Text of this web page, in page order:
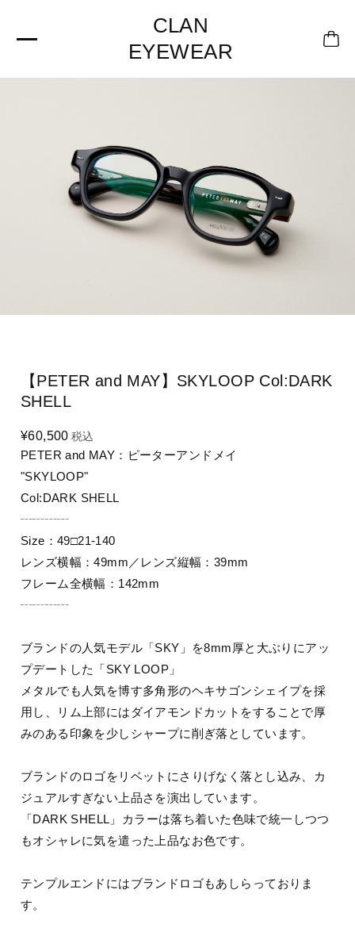
CLAN
EYEWEAR
【PETER and MAY】SKYLOOP Col:DARK
SHELL
¥60,500 税込
PETER and MAY：ピーターアンドメイ
"SKYLOOP"
Col:DARK SHELL
┄┄┄┄
Size：49□21-140
レンズ横幅：49mm／レンズ縦幅：39mm
フレーム全横幅：142mm
┄┄┄┄
ブランドの人気モデル「SKY」を8mm厚と大ぶりにアッ
プデートした「SKY LOOP」
メタルでも人気を博す多角形のヘキサゴンシェイプを採
用し、リム上部にはダイアモンドカットをすることで厚
みのある印象を少しシャープに削ぎ落としています。
ブランドのロゴをリベットにさりげなく落とし込み、カ
ジュアルすぎない上品さを演出しています。
「DARK SHELL」カラーは落ち着いた色味で統一しつつ
もオシャレに気を遣った上品なお色です。
テンプルエンドにはブランドロゴもあしらっておりま
す。